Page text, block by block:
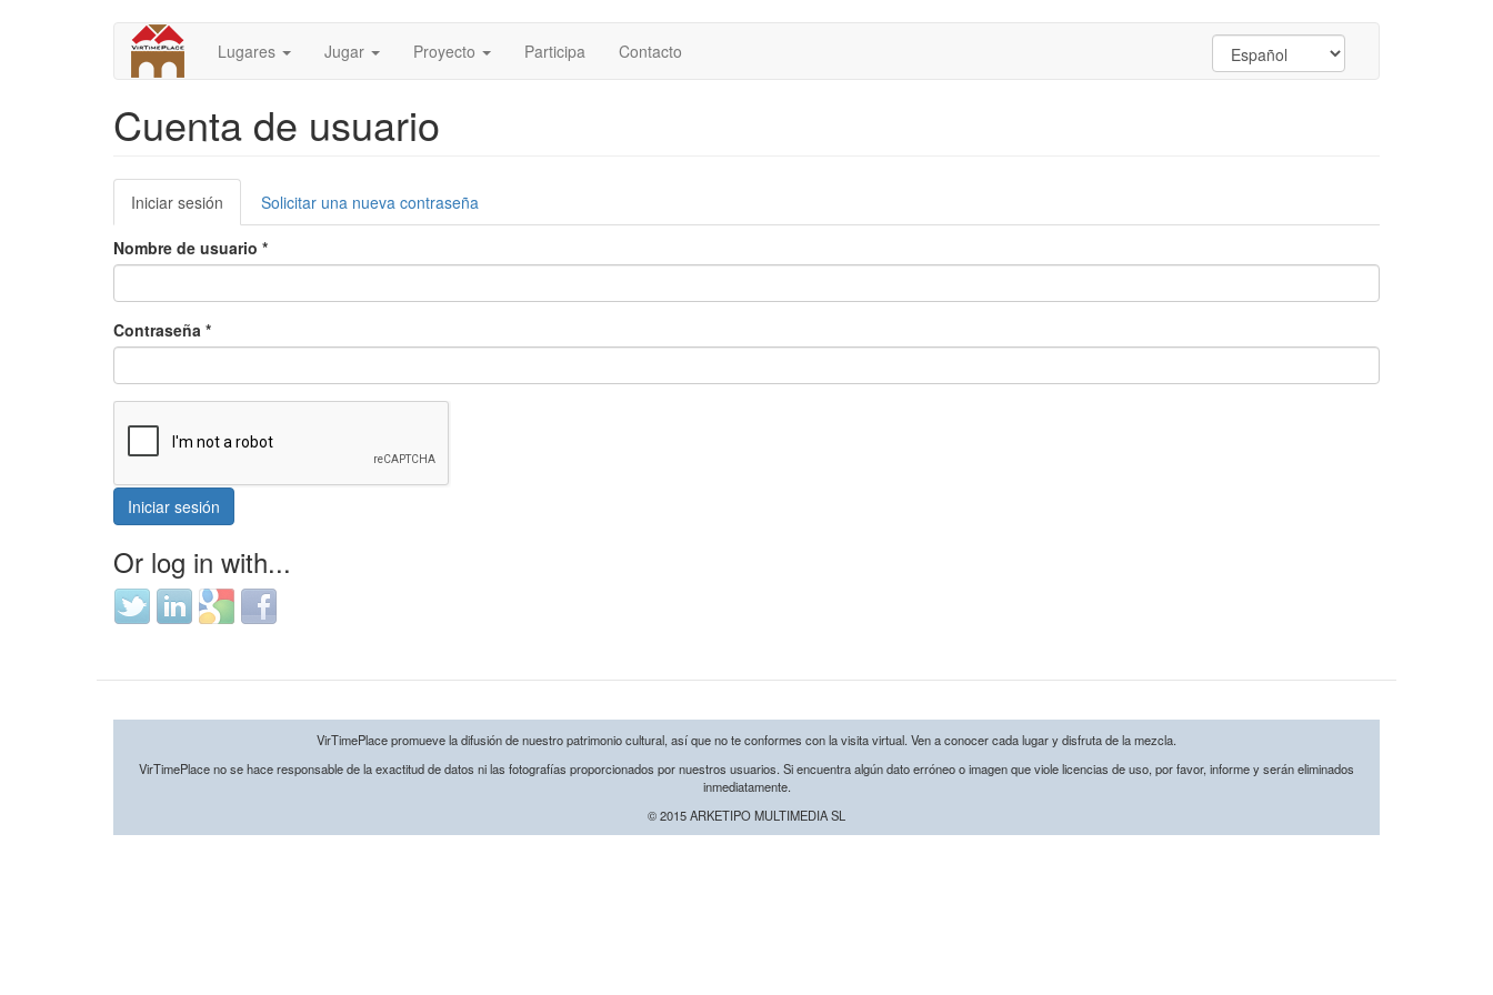
Lugares Jugar Proyecto Participa Contacto
Cuenta de usuario
Solapas
principales
Iniciar sesión (solapa
activa)
Solicitar una nueva contraseña
Nombre de usuario *
Contraseña *
Iniciar sesión
Or log in with...
Login
with
Login
with
Login
with
Login
with
VirTimePlace promueve la difusión de nuestro patrimonio cultural, así que no te conformes con la visita virtual. Ven a conocer cada lugar y disfruta de la mezcla.
VirTimePlace no se hace responsable de la exactitud de datos ni las fotografías proporcionados por nuestros usuarios. Si encuentra algún dato erróneo o imagen que viole licencias de uso, por favor, informe y serán eliminados
inmediatamente.
© 2015 ARKETIPO MULTIMEDIA SL